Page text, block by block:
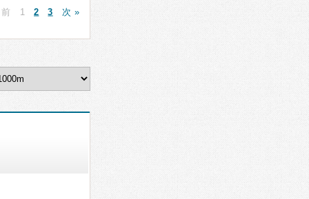
1 2 3 次 »